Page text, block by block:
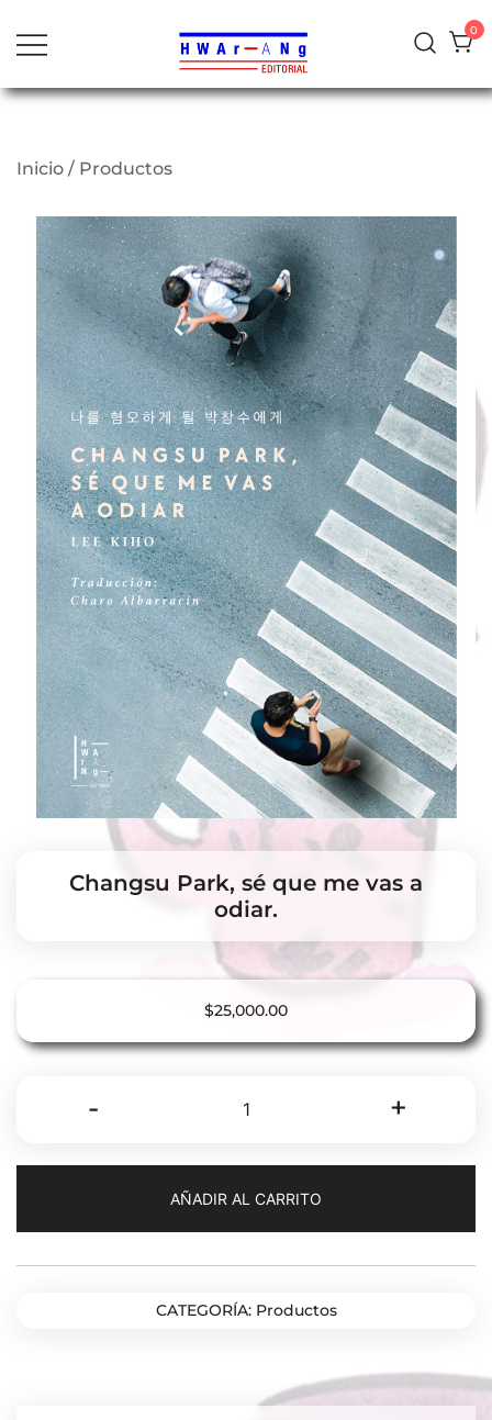
contenido
0
Inicio / Productos
Changsu Park, sé que me vas a
odiar.
$25,000.00
-
Park,
me
vas
a
+
AÑADIR AL CARRITO
CATEGORÍA: Productos